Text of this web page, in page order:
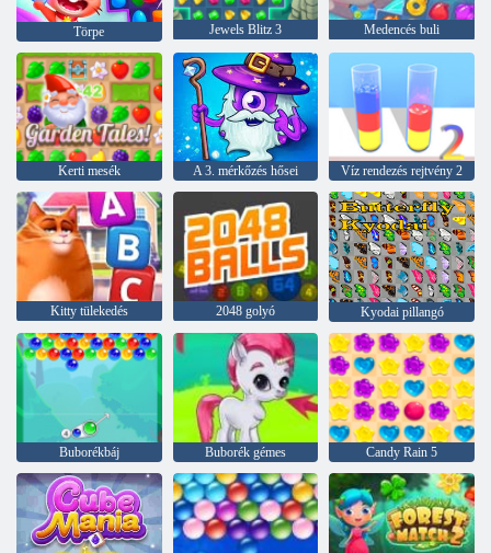
Törpe Jewels Blitz 3 Medencés buli
Kerti mesék A 3. mérkőzés hősei Víz rendezés rejtvény 2
Kitty tülekedés 2048 golyó Kyodai pillangó
Buborékbáj Buborék gémes Candy Rain 5